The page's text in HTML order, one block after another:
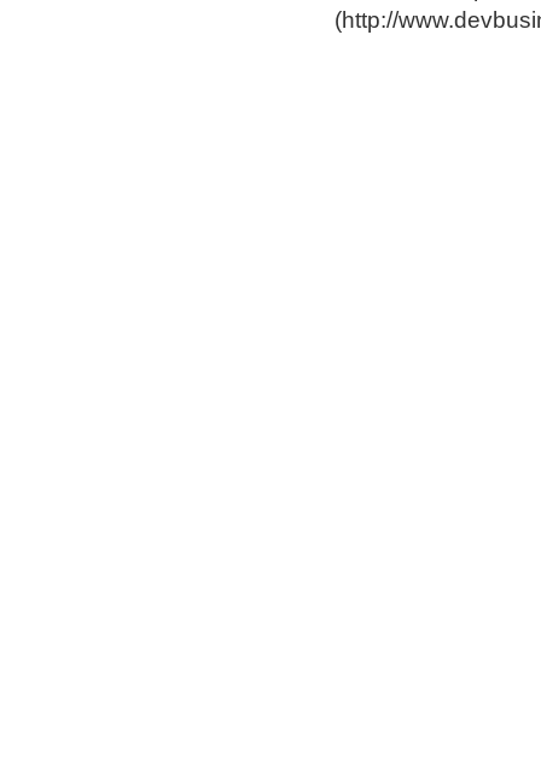
(http://